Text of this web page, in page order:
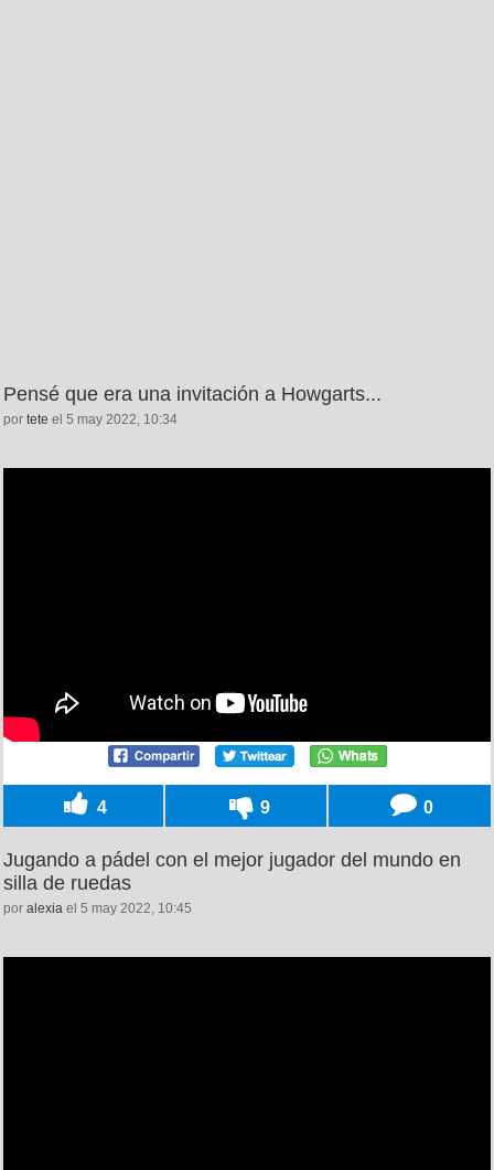
Pensé que era una invitación a Howgarts...
por tete el 5 may 2022, 10:34
4 9 0
Jugando a pádel con el mejor jugador del mundo en
silla de ruedas
por alexia el 5 may 2022, 10:45